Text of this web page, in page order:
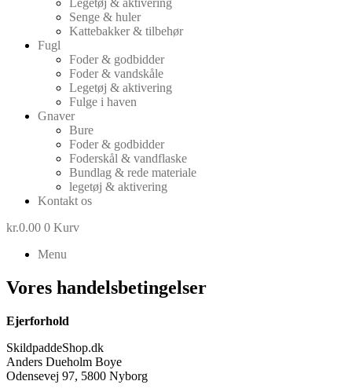
Senge & huler
Kattebakker & tilbehør
Fugl
Foder & godbidder
Foder & vandskåle
Legetøj & aktivering
Fulge i haven
Gnaver
Bure
Foder & godbidder
Foderskål & vandflaske
Bundlag & rede materiale
legetøj & aktivering
Kontakt os
kr.0.00 0 Kurv
Menu
Vores handelsbetingelser
Ejerforhold
SkildpaddeShop.dk
Anders Dueholm Boye
Odensevej 97, 5800 Nyborg